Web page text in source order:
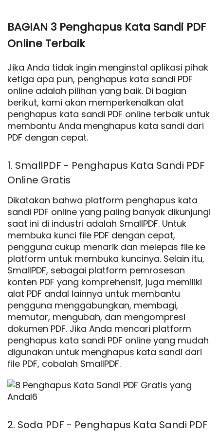
BAGIAN 3 Penghapus Kata Sandi PDF
Online Terbaik
Jika Anda tidak ingin menginstal aplikasi pihak
ketiga apa pun, penghapus kata sandi PDF
online adalah pilihan yang baik. Di bagian
berikut, kami akan memperkenalkan alat
penghapus kata sandi PDF online terbaik untuk
membantu Anda menghapus kata sandi dari
PDF dengan cepat.
1. SmallPDF - Penghapus Kata Sandi PDF
Online Gratis
Dikatakan bahwa platform penghapus kata
sandi PDF online yang paling banyak dikunjungi
saat ini di industri adalah SmallPDF. Untuk
membuka kunci file PDF dengan cepat,
pengguna cukup menarik dan melepas file ke
platform untuk membuka kuncinya. Selain itu,
SmallPDF, sebagai platform pemrosesan
konten PDF yang komprehensif, juga memiliki
alat PDF andal lainnya untuk membantu
pengguna menggabungkan, membagi,
memutar, mengubah, dan mengompresi
dokumen PDF. Jika Anda mencari platform
penghapus kata sandi PDF online yang mudah
digunakan untuk menghapus kata sandi dari
file PDF, cobalah SmallPDF.
2. Soda PDF - Penghapus Kata Sandi PDF